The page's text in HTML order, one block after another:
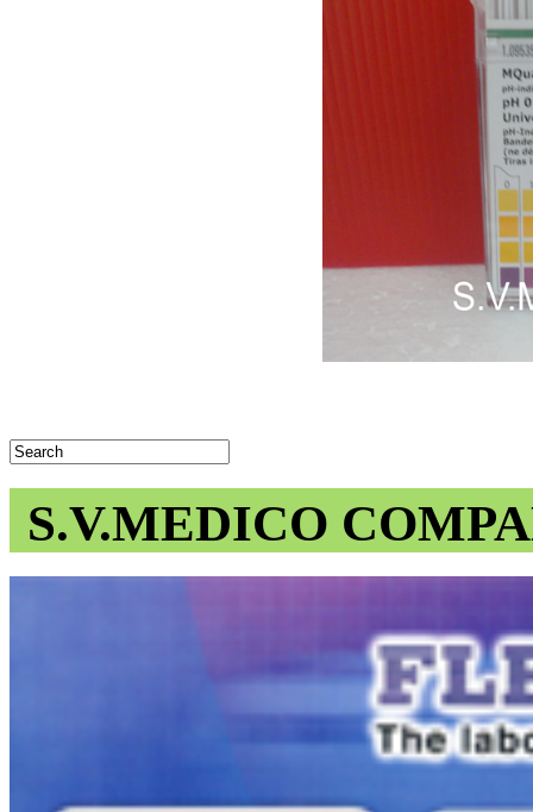
S.V.MEDICO